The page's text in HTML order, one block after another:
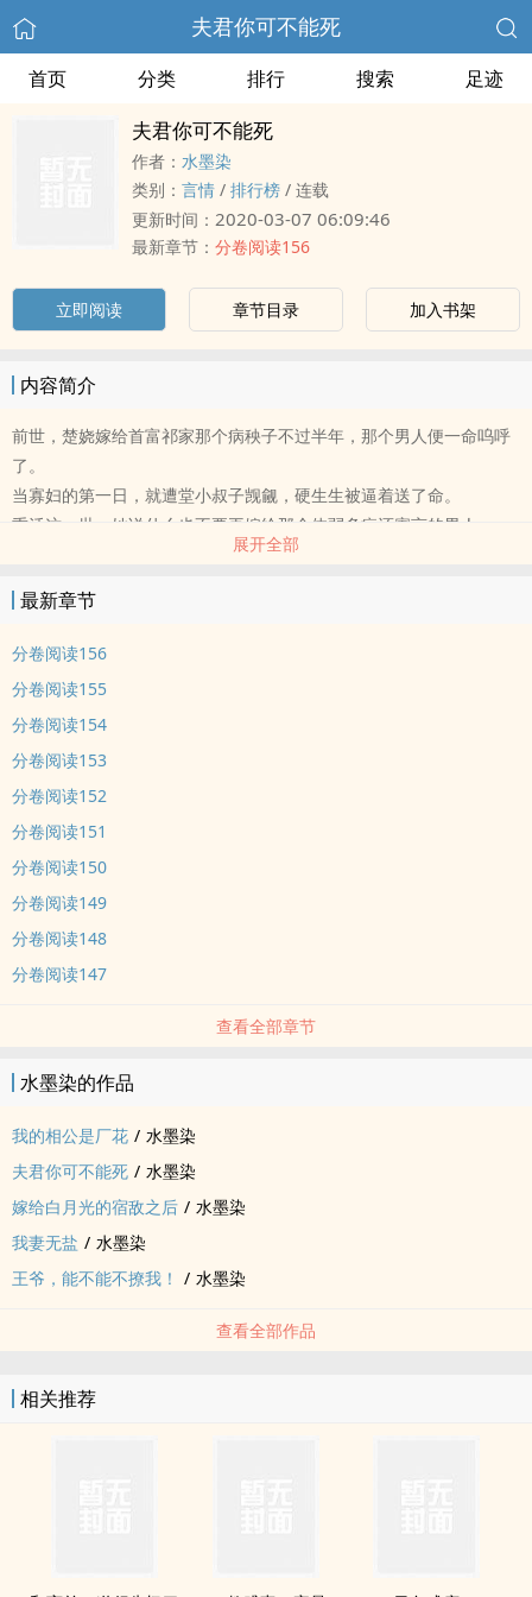
夫君你可不能死
首页 分类 排行 搜索 足迹
夫君你可不能死
作者： 水墨染
类别： 言情 / 排行榜 / 连载
更新时间： 2020-03-07 06:09:46
最新章节： 分卷阅读156
立即阅读 章节目录 加入书架
内容简介
前世，楚娆嫁给首富祁家那个病秧子不过半年，那个男人便一命呜呼
了。
当寡妇的第一日，就遭堂小叔子觊觎，硬生生被逼着送了命。
重活这一世，她说什么也不要再嫁给那个体弱多病还寡言的男人。
可是等等，为什么她这一世婚书提前了一个月...
祁苏生性疏冷淡漠，他最近觉得新娶的小娘子似乎对他图谋不轨。
楚娆：天好热，祁苏你要不要少穿点，省的中了暑气。
楚娆：多喝点补药，你身子虚呢。
祁苏：她关心我身体，定是想着难以启齿之事。
楚娆看祁苏脸上一丝不易察觉的红，伸手探额，难道是温病了？
祁苏：好吧，她终于忍不住动手了。^_^
一句话文案----楚娆的每日日常：夫君你可不能死，你死了我怎么办？
高冷闷骚男主VS可爱娇媚女主，男主有身份，且身体会好。架构小，
小甜文，互动许多~
【小剧场】
祁苏：你昨日见了你表哥是不是。
PS.架构小，小甜文，主日常互动。
展开全部
最新章节
分卷阅读156
分卷阅读155
分卷阅读154
分卷阅读153
分卷阅读152
分卷阅读151
分卷阅读150
分卷阅读149
分卷阅读148
分卷阅读147
查看全部章节
水墨染的作品
我的相公是厂花 / 水墨染
夫君你可不能死 / 水墨染
嫁给白月光的宿敌之后 / 水墨染
我妻无盐 / 水墨染
王爷，能不能不撩我！ / 水墨染
查看全部作品
相关推荐